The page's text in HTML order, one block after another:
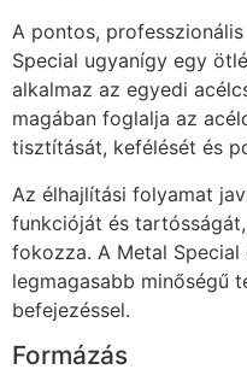
A pontos,
Special ugyanígy egy
alkalmaz az egyedi
magában foglalja az
tisztítását, kefélését és
Az élhajlítási folyamat
funkcióját és
fokozza. A Metal
legmagasabb minőségű
befejezéssel.
Formázás